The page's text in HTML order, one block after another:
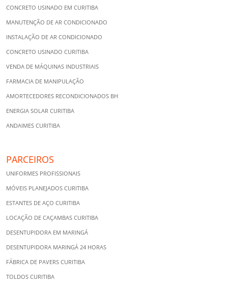
CONCRETO USINADO EM CURITIBA
MANUTENÇÃO DE AR CONDICIONADO
INSTALAÇÃO DE AR CONDICIONADO
CONCRETO USINADO CURITIBA
VENDA DE MÁQUINAS INDUSTRIAIS
FARMACIA DE MANIPULAÇÃO
AMORTECEDORES RECONDICIONADOS BH
ENERGIA SOLAR CURITIBA
ANDAIMES CURITIBA
PARCEIROS
UNIFORMES PROFISSIONAIS
MÓVEIS PLANEJADOS CURITIBA
ESTANTES DE AÇO CURITIBA
LOCAÇÃO DE CAÇAMBAS CURITIBA
DESENTUPIDORA EM MARINGÁ
DESENTUPIDORA MARINGÁ 24 HORAS
FÁBRICA DE PAVERS CURITIBA
TOLDOS CURITIBA